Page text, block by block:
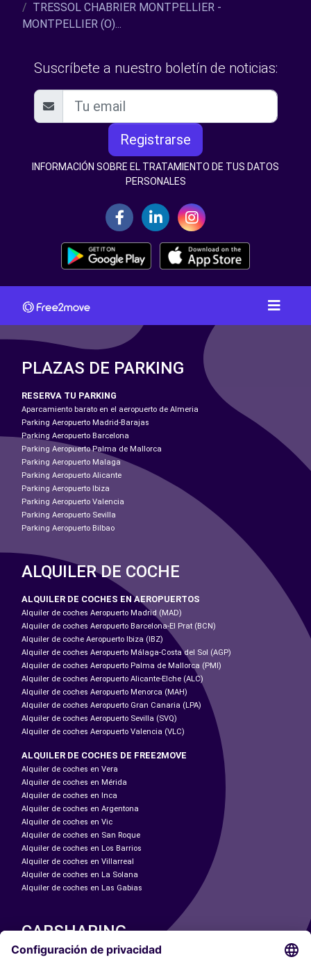
TRESSOL CHABRIER MONTPELLIER -
MONTPELLIER (O)...
Suscríbete a nuestro boletín de noticias:
Registrarse
INFORMACIÓN SOBRE EL TRATAMIENTO DE TUS DATOS
PERSONALES
PLAZAS DE PARKING
RESERVA TU PARKING
Aparcamiento barato en el aeropuerto de Almeria
Parking Aeropuerto Madrid-Barajas
Parking Aeropuerto Barcelona
Parking Aeropuerto Palma de Mallorca
Parking Aeropuerto Malaga
Parking Aeropuerto Alicante
Parking Aeropuerto Ibiza
Parking Aeropuerto Valencia
Parking Aeropuerto Sevilla
Parking Aeropuerto Bilbao
ALQUILER DE COCHE
ALQUILER DE COCHES EN AEROPUERTOS
Alquiler de coches Aeropuerto Madrid (MAD)
Alquiler de coches Aeropuerto Barcelona-El Prat (BCN)
Alquiler de coche Aeropuerto Ibiza (IBZ)
Alquiler de coches Aeropuerto Málaga-Costa del Sol (AGP)
Alquiler de coches Aeropuerto Palma de Mallorca (PMI)
Alquiler de coches Aeropuerto Alicante-Elche (ALC)
Alquiler de coches Aeropuerto Menorca (MAH)
Alquiler de coches Aeropuerto Gran Canaria (LPA)
Alquiler de coches Aeropuerto Sevilla (SVQ)
Alquiler de coches Aeropuerto Valencia (VLC)
ALQUILER DE COCHES DE FREE2MOVE
Alquiler de coches en Vera
Alquiler de coches en Mérida
Alquiler de coches en Inca
Alquiler de coches en Argentona
Alquiler de coches en Vic
Alquiler de coches en San Roque
Alquiler de coches en Los Barrios
Alquiler de coches en Villarreal
Alquiler de coches en La Solana
Alquiler de coches en Las Gabias
CARSHARING
NUESTRAS CIUDADES